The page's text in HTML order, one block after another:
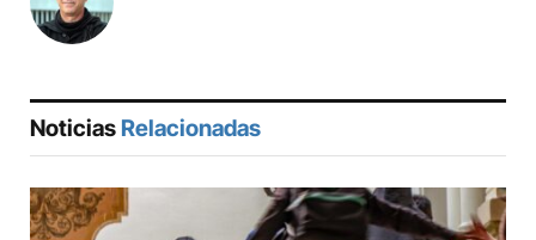
Noticias Relacionadas